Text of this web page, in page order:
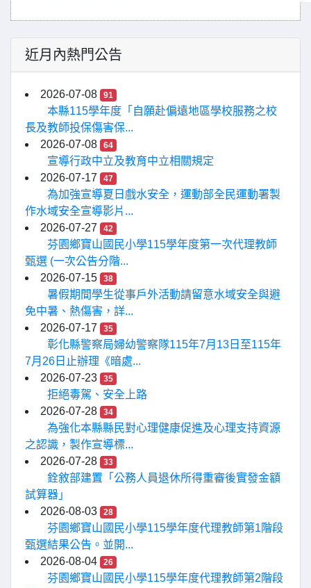
近月內熱門公告
2026-07-08 91
本縣115學年度「自願赴偏遠地區學校服務之校
長及教師投保傷害保...
2026-07-08
64
宣導行政中立及教育中立相關規定
2026-07-17
47
為加強宣導夏日戲水安全，運動部全民運動署製
作水域安全宣導影片...
2026-07-27
42
芬園鄉寶山國民小學115學年度第一次代理教師
甄選 (一次公告分階...
2026-07-15
38
暑假期間學生從事戶外活動請留意水域安全與避
免中暑、熱傷害，詳...
2026-07-17
35
彰化縣警察局婦幼警察隊115年7月13日至115年
7月26日止辦理《暗處...
2026-07-23
35
拒絕毒駕、安全上路
2026-07-28
34
為強化本縣縣民對心理健康促進及心理支持資源
之認識，製作宣導標...
2026-07-28
33
銓敘部建置「公務人員退休所得重審後實發金額
試算器」
2026-08-03
28
芬園鄉寶山國民小學115學年度代理教師第1階段
甄選結果公告。並開...
2026-08-04
26
芬園鄉寶山國民小學115學年度代理教師第2階段